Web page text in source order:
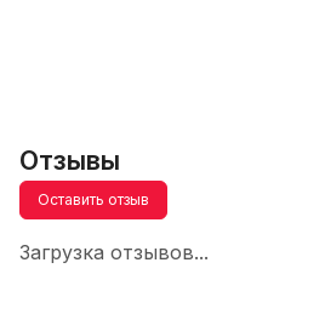
Отзывы
Оставить отзыв
Загрузка отзывов...